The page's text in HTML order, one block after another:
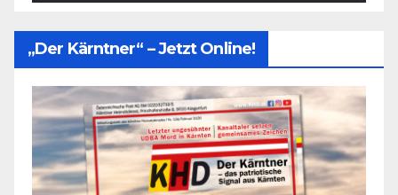
„Der Kärntner“ – Jetzt Online!